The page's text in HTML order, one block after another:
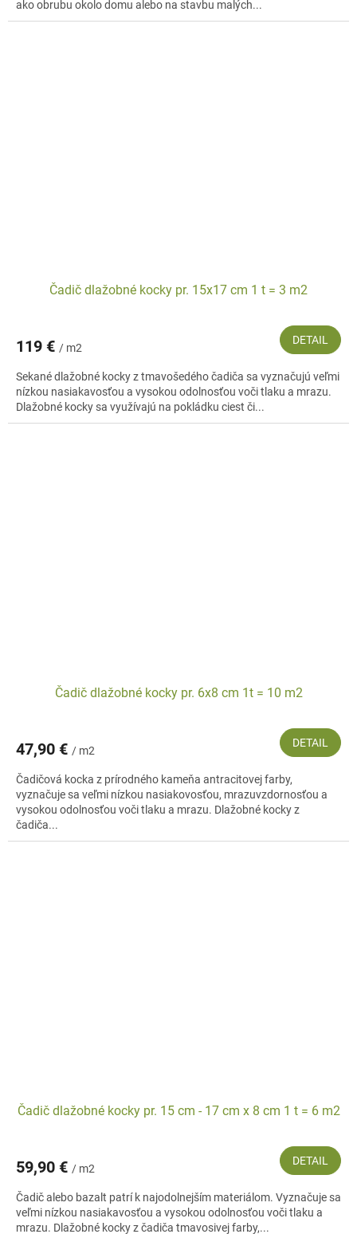
ako obrubu okolo domu alebo na stavbu malých...
Čadič dlažobné kocky pr. 15x17 cm 1 t = 3 m2
119 € / m2
DETAIL
Sekané dlažobné kocky z tmavošedého čadiča sa vyznačujú veľmi
nízkou nasiakavosťou a vysokou odolnosťou voči tlaku a mrazu.
Dlažobné kocky sa využívajú na pokládku ciest či...
Čadič dlažobné kocky pr. 6x8 cm 1t = 10 m2
47,90 € / m2
DETAIL
Čadičová kocka z prírodného kameňa antracitovej farby,
vyznačuje sa veľmi nízkou nasiakovosťou, mrazuvzdornosťou a
vysokou odolnosťou voči tlaku a mrazu. Dlažobné kocky z
čadiča...
Čadič dlažobné kocky pr. 15 cm - 17 cm x 8 cm 1 t = 6 m2
59,90 € / m2
DETAIL
Čadič alebo bazalt patrí k najodolnejším materiálom. Vyznačuje sa
veľmi nízkou nasiakavosťou a vysokou odolnosťou voči tlaku a
mrazu. Dlažobné kocky z čadiča tmavosivej farby,...